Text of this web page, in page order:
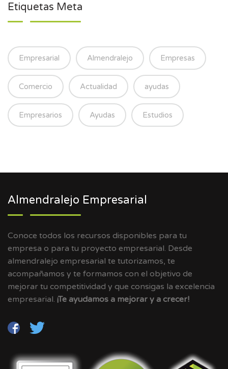
Etiquetas Meta
Empresarial Almendralejo Empresas
Comercio Actualidad ayudas
Empresarios Ayudas Estudios
Almendralejo Empresarial
Conoce todos los recursos disponibles para tu
empresa o para tu proyecto empresarial. Desde
almendralejo empresarial te tutorizamos, te
acompañamos y te formamos con el objetivo de
mejorar tu competitividad y que consigas la excelencia
empresarial. ¡Te ayudamos a mejorar y a crecer!